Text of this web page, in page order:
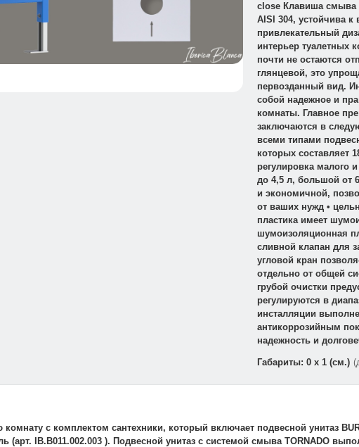
close Клавиша смыва
AISI 304, устойчива
привлекательный
интерьер туалетных
почти не остаются
глянцевой, это
первозданный вид.
собой надежное и
комнаты. Главное
заключаются в
всеми типами
которых составляет
регулировка малого
до 4,5 л, большой от
и экономичной,
от ваших нужд •
пластика имеет
шумоизоляционная
сливной клапан для
угловой кран
отдельно от общей
грубой очистки
регулируются в
инсталляции
антикоррозийным
надежность и
Габариты: 0 x 1 (см.)
с комплектом сантехники, который включает подвесной унитаз
(арт. IB.B011.002.003 ). Подвесной унитаз с системой смыва TORNADO